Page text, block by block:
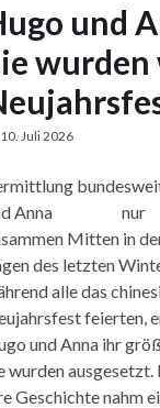
und
wurden
10. Juli 2026
Anna nur
Mitten in
des letzten
alle das
feierten,
und Anna ihr
wurden ausgesetzt.
Geschichte nahm